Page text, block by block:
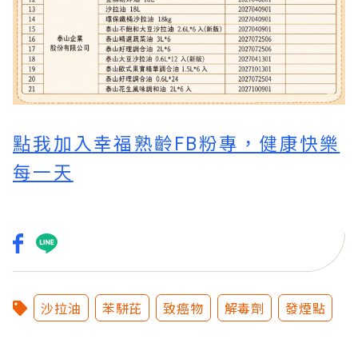
點我加入幸福熟齡FB粉專，健康快樂
每一天
沙拉油 苯駢芘 致癌物 解毒劑 發煙點